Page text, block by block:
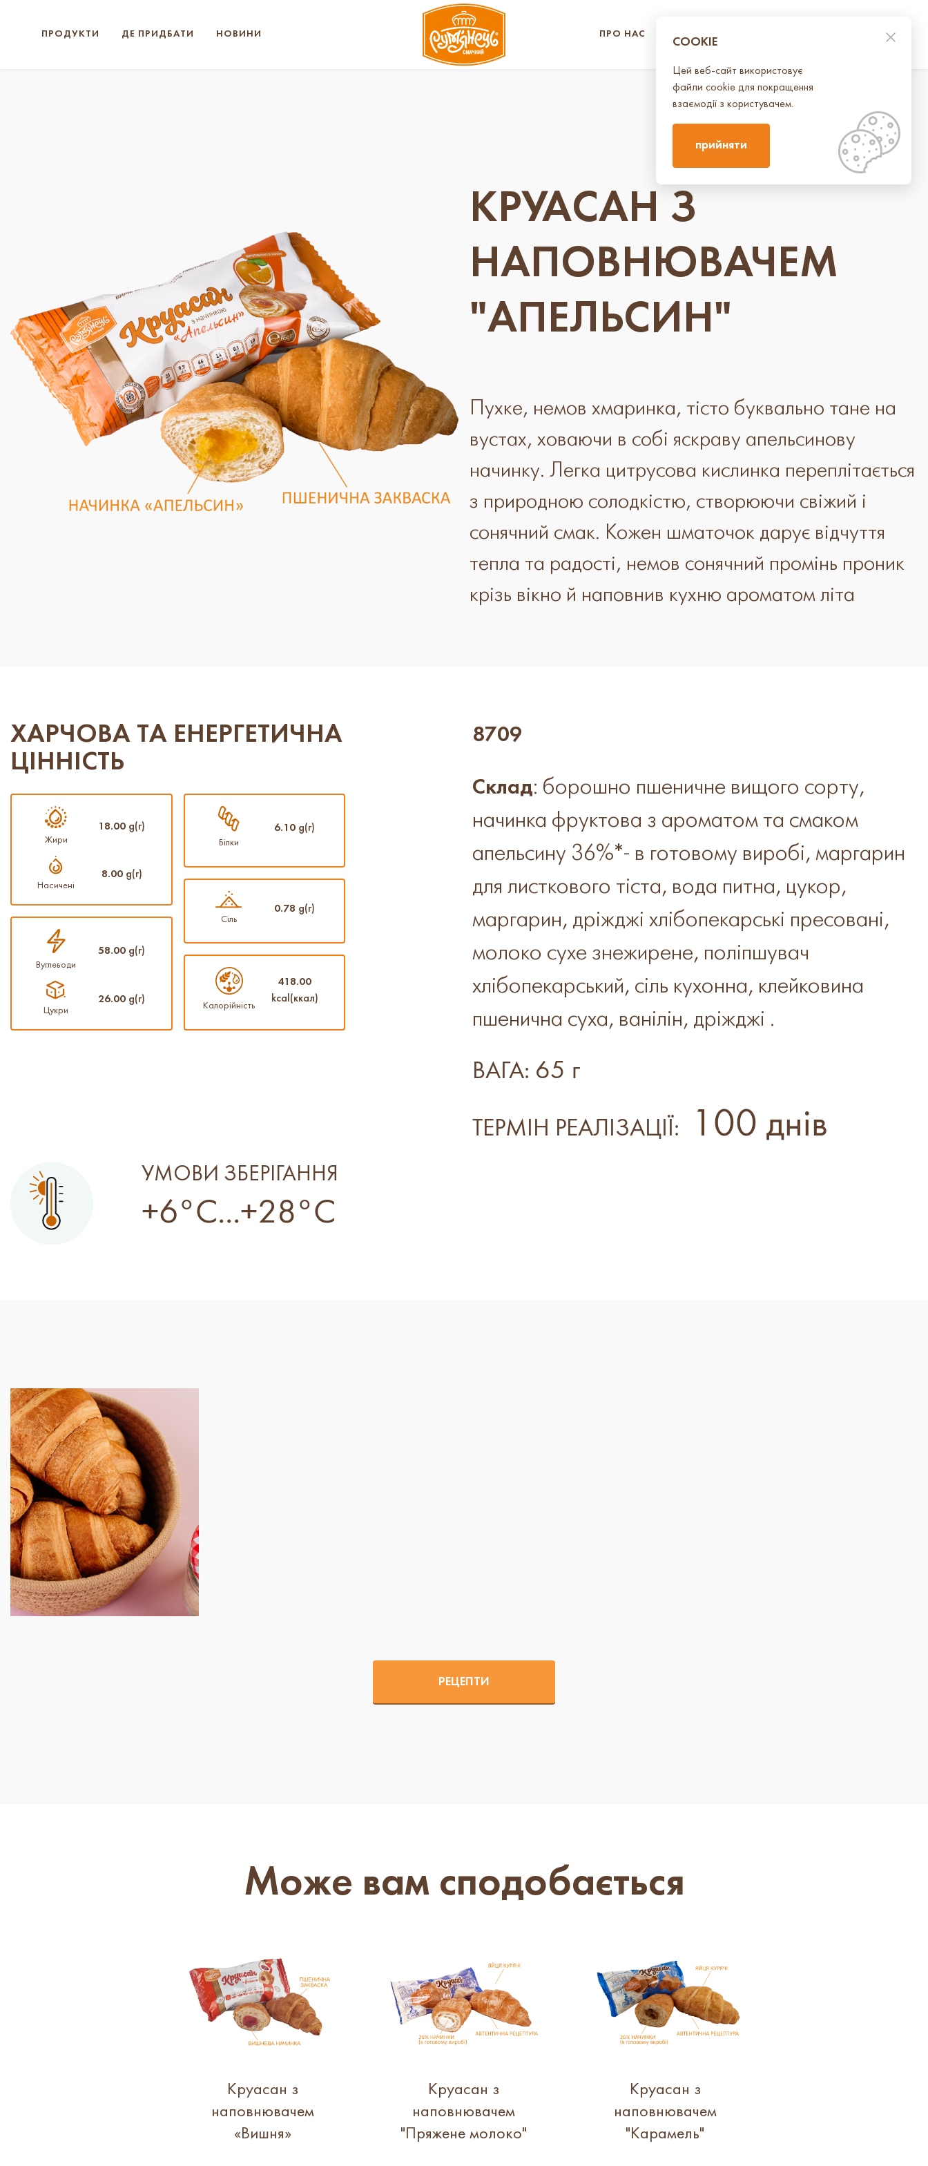
ПРОДУКТИ ДЕ ПРИДБАТИ НОВИНИ ПРО НАС EN
КРУАСАН З
НАПОВНЮВАЧЕМ
"АПЕЛЬСИН"
Пухке, немов хмаринка, тісто буквально тане на
вустах, ховаючи в собі яскраву апельсинову
начинку. Легка цитрусова кислинка переплітається
з природною солодкістю, створюючи свіжий і
сонячний смак. Кожен шматочок дарує відчуття
тепла та радості, немов сонячний промінь проник
крізь вікно й наповнив кухню ароматом літа
ХАРЧОВА ТА ЕНЕРГЕТИЧНА
ЦІННІСТЬ
Жири
18.00 g(г)
Насичені
8.00 g(г)
Білки
6.10 g(г)
Вуглеводи
58.00 g(г)
Цукри
26.00 g(г)
Сіль
0.78 g(г)
Калорійність
418.00
kcal(ккал)
УМОВИ ЗБЕРІГАННЯ
+6°C...+28°C
8709
Склад: борошно пшеничне вищого сорту,
начинка фруктова з ароматом та смаком
апельсину 36%*- в готовому виробі, маргарин
для листкового тіста, вода питна, цукор,
маргарин, дріжджі хлібопекарські пресовані,
молоко сухе знежирене, поліпшувач
хлібопекарський, сіль кухонна, клейковина
пшенична суха, ванілін, дріжджі .
ВАГА: 65 г
ТЕРМІН РЕАЛІЗАЦІЇ: 100 днів
РЕЦЕПТИ
Може вам сподобається
Круасан з
наповнювачем
«Вишня»
Круасан з
наповнювачем
"Пряжене молоко"
Круасан з
наповнювачем
"Карамель"
COOKIE
Цей веб-сайт використовує
файли cookie для покращення
взаємодії з користувачем.
прийняти